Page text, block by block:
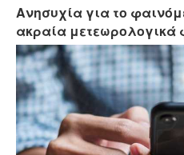
Ανησυχία για το
ακραία μετεωρολογικά